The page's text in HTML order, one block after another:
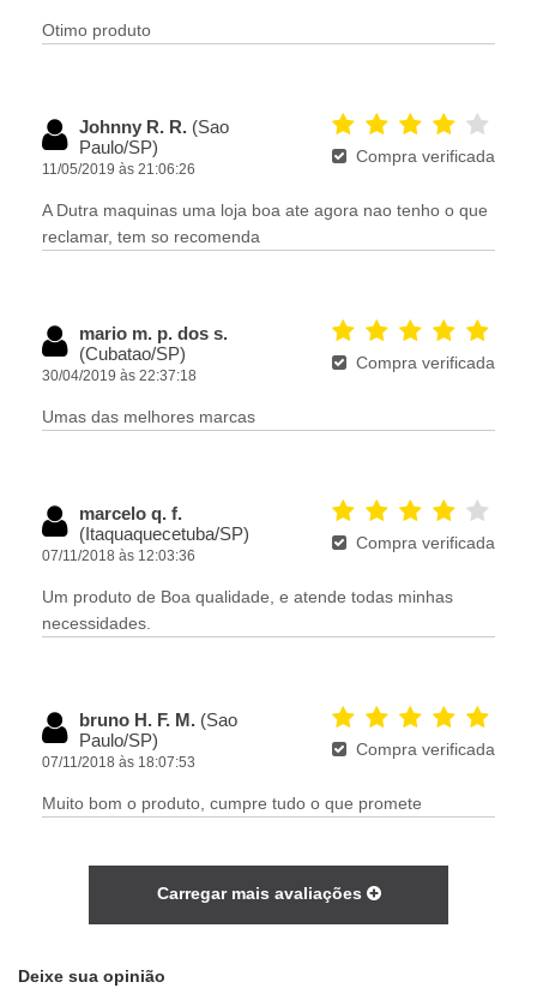
Otimo produto
Johnny R. R. (Sao
Paulo/SP)
11/05/2019 às 21:06:26
Compra verificada
A Dutra maquinas uma loja boa ate agora nao tenho o que
reclamar, tem so recomenda
mario m. p. dos s.
(Cubatao/SP)
30/04/2019 às 22:37:18
Compra verificada
Umas das melhores marcas
marcelo q. f.
(Itaquaquecetuba/SP)
07/11/2018 às 12:03:36
Compra verificada
Um produto de Boa qualidade, e atende todas minhas
necessidades.
bruno H. F. M. (Sao
Paulo/SP)
07/11/2018 às 18:07:53
Compra verificada
Muito bom o produto, cumpre tudo o que promete
Carregar mais avaliações
Deixe sua opinião